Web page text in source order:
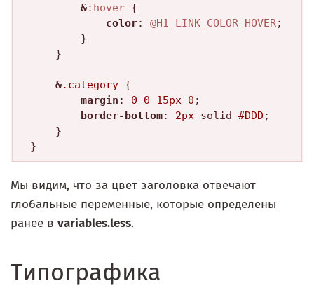
&:hover {
color: @H1_LINK_COLOR_HOVER;
&.category {
margin : 0 0 15px 0 ;
border-bottom: 2px solid #DDD ;
Мы видим, что за цвет заголовка отвечают
глобальные переменные, которые определены
ранее в variables.less.
Типографика